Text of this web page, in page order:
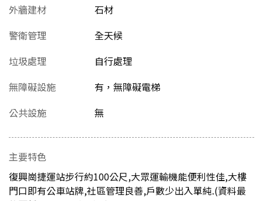
外牆建材
石材
警衛管理
全天候
垃圾處理
自行處理
無障礙設施
有，無障礙電梯
公共設施
無
主要特色
復興崗捷運站步行約100公尺,大眾運輸機能便利性佳,大樓
門口即有公車站牌,社區管理良善,戶數少出入單純.(資料最